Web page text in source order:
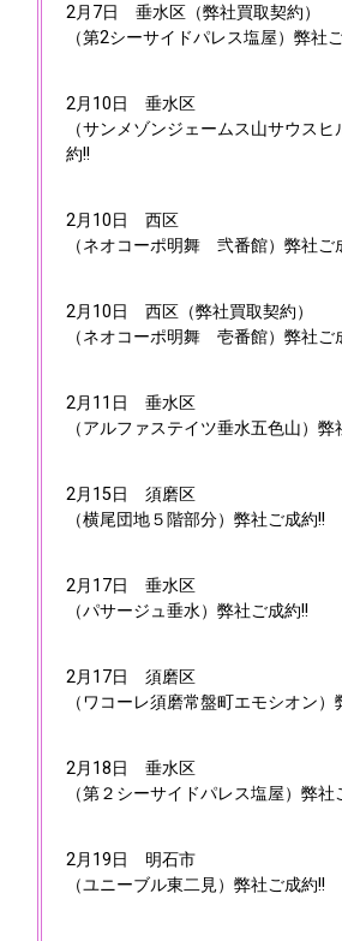
2月7日 垂水区（弊社買取契約）
（第2シーサイドパレス塩屋）弊社
2月10日 垂水区
（サンメゾンジェームス山サウス
約!!
2月10日 西区
（ネオコーポ明舞 弐番館）弊社ご
2月10日 西区（弊社買取契約）
（ネオコーポ明舞 壱番館）弊社ご
2月11日 垂水区
（アルファステイツ垂水五色山）弊
2月15日 須磨区
（横尾団地５階部分）弊社ご成約!!
2月17日 垂水区
（パサージュ垂水）弊社ご成約!!
2月17日 須磨区
（ワコーレ須磨常盤町エモシオン）
2月18日 垂水区
（第２シーサイドパレス塩屋）弊社
2月19日 明石市
（ユニーブル東二見）弊社ご成約!!